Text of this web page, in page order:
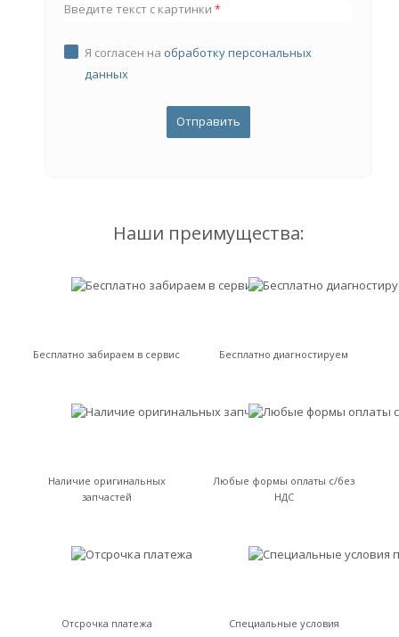
Введите текст с картинки *
Я согласен на обработку персональных
данных
Наши преимущества:
Бесплатно забираем в сервис Бесплатно диагностируем
Наличие оригинальных
запчастей
Любые формы оплаты с/без
НДС
Отсрочка платежа
Специальные условия